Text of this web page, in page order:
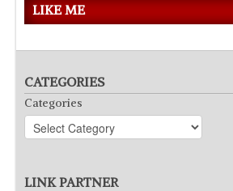
LIKE ME
CATEGORIES
Categories
LINK PARTNER